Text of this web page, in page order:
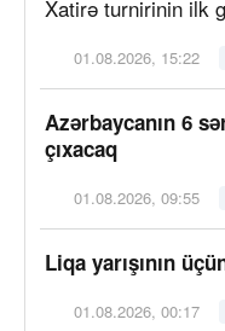
Xatirə turnirinin ilk
01.08.2026, 15:22
Azərbaycanın 6
çıxacaq
01.08.2026, 09:55
Liqa yarışının
01.08.2026, 00:17